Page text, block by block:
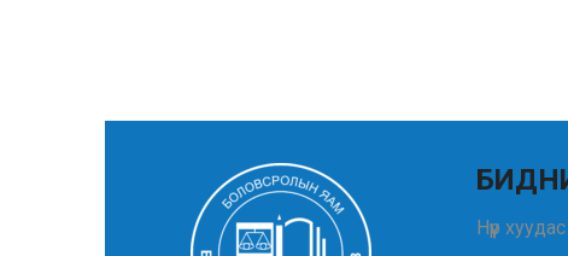
Нүүр хуудас